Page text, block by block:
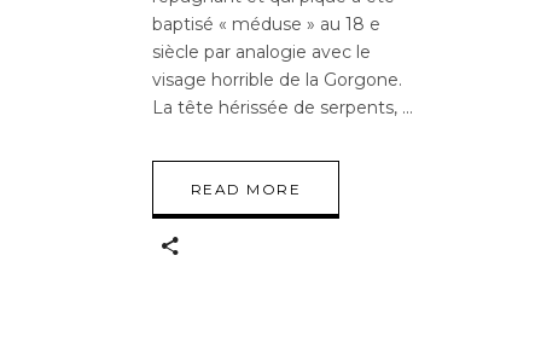
baptisé « méduse » au 18 e
siècle par analogie avec le
visage horrible de la Gorgone.
La tête hérissée de serpents,
READ MORE